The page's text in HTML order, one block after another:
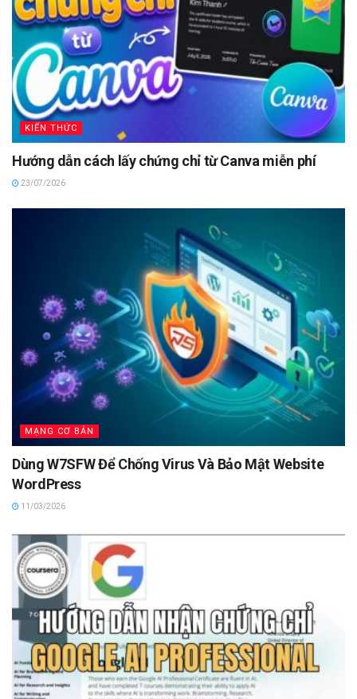
KIẾN THỨC
Hướng dẫn cách lấy chứng chỉ từ Canva miễn phí
23/07/2026
MẠNG CƠ BẢN
Dùng W7SFW Để Chống Virus Và Bảo Mật Website
WordPress
11/03/2026